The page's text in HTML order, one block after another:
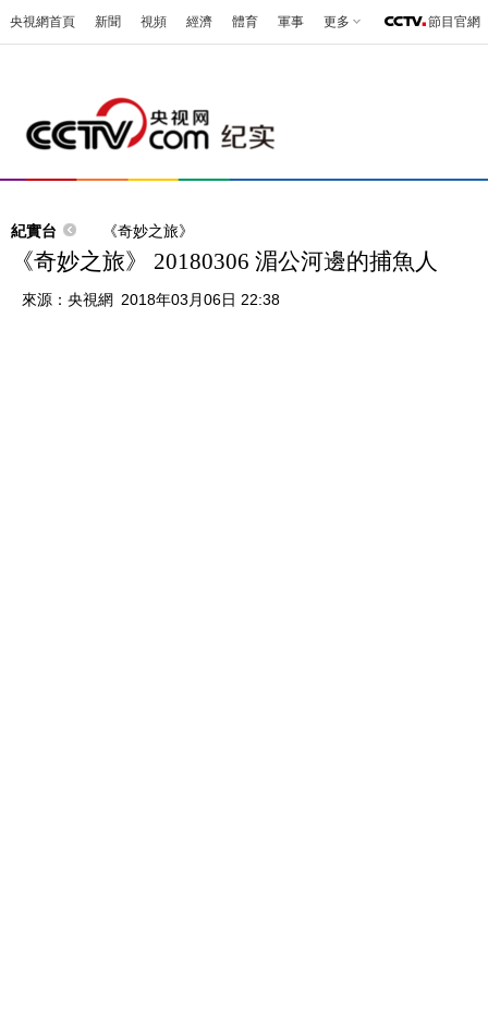
央視網首頁 新聞 視頻 經濟 體育 軍事 更多 節目官網
紀實台 《奇妙之旅》
《奇妙之旅》 20180306 湄公河邊的捕魚人
來源： 央視網 2018年03月06日 22:38